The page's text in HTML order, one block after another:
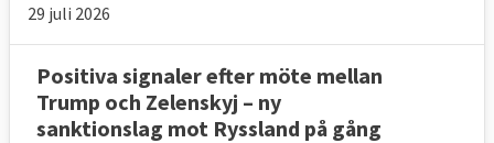
29 juli 2026
Positiva signaler efter möte mellan
Trump och Zelenskyj – ny
sanktionslag mot Ryssland på gång